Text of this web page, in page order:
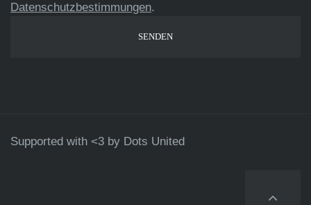
Datenschutzbestimmungen.
Supported with <3 by Dots United